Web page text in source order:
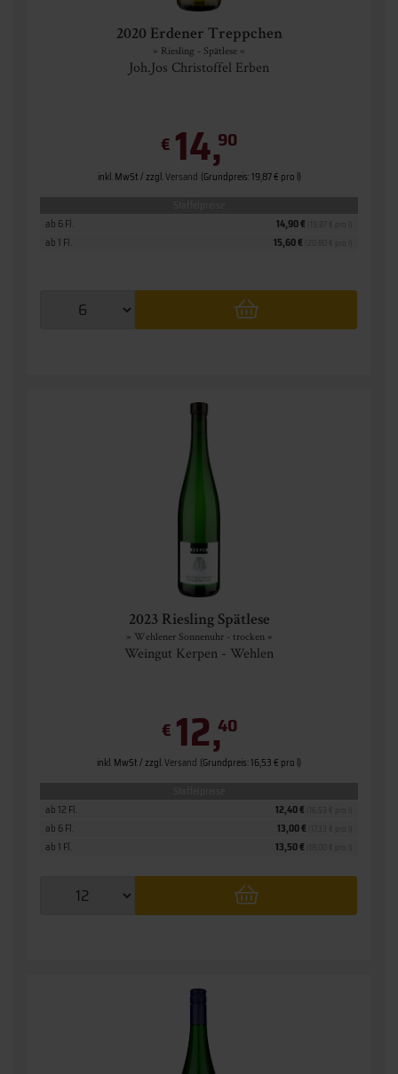
2020 Erdener Treppchen
» Riesling - Spätlese «
Joh.Jos Christoffel Erben
€ 14,90
inkl. MwSt. / zzgl.Versand (Grundpreis: 19,87 € pro l)
ab 1 Fl. 15,60 €
ab 6 Fl. 14,90 €
2023 Riesling Spätlese
» Wehlener Sonnenuhr - trocken «
Weingut Kerpen - Wehlen
€ 12,40
inkl. MwSt. / zzgl.Versand (Grundpreis: 16,53 € pro l)
ab 1 Fl. 13,50 €
ab 6 Fl. 13,00 €
ab 12 Fl. 12,40 €